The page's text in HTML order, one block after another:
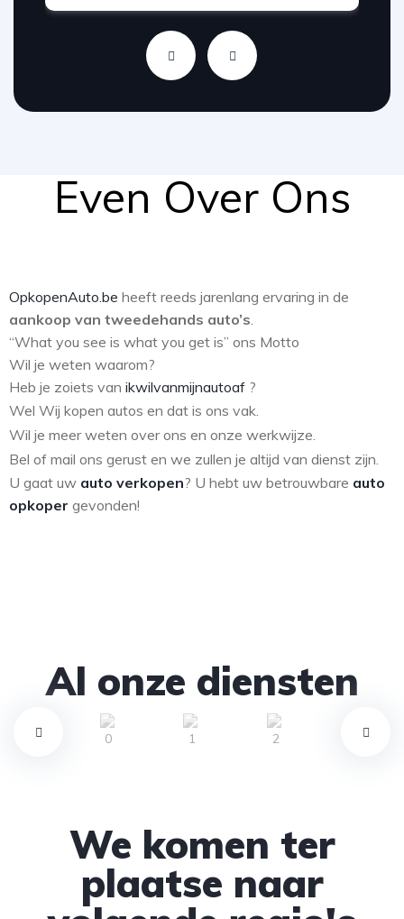
Even Over Ons
OpkopenAuto.be heeft reeds jarenlang ervaring in de
aankoop van tweedehands auto’s
“What you see is what you get is” ons Motto
Wil je weten waarom?
Heb je zoiets van ikwilvanmijnautoaf ?
Wel Wij kopen autos en dat is ons vak.
Wil je meer weten over ons en onze werkwijze.
Bel of mail ons gerust en we zullen je altijd van dienst zijn.
U gaat uw auto verkopen? U hebt uw betrouwbare auto
opkoper gevonden!
Al onze diensten
We komen ter
plaatse naar